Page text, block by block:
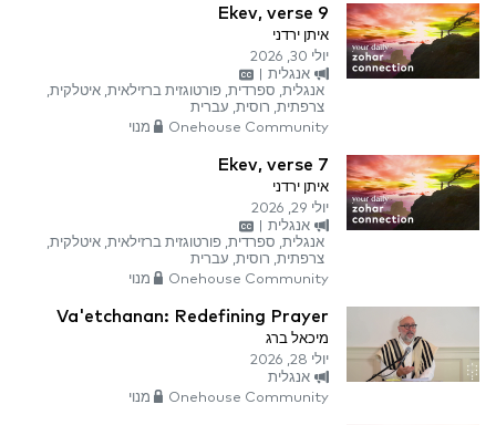
Ekev, verse 9
איתן ירדני
יולי 30, 2026
אנגלית
אנגלית, ספרדית, פורטוגזית ברזילאית, איטלקית,
צרפתית, רוסית, עברית
Onehouse Community מנוי
Ekev, verse 7
איתן ירדני
יולי 29, 2026
אנגלית
אנגלית, ספרדית, פורטוגזית ברזילאית, איטלקית,
צרפתית, רוסית, עברית
Onehouse Community מנוי
Va'etchanan: Redefining Prayer
מיכאל ברג
יולי 28, 2026
אנגלית
Onehouse Community מנוי